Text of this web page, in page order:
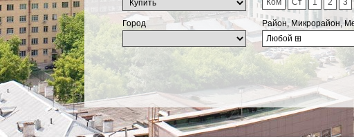
Ком
Ст 1 2 3
Город
Район, Микрорайон,
Любой ⊞